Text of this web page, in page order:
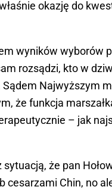
okazję do
wyników wyborów
rozsądzi, kto w
Najwyższym
że funkcja
– jak
że pan
cesarzami Chin, no